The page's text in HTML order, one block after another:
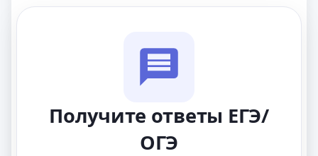
Получите ответы ЕГЭ/
ОГЭ